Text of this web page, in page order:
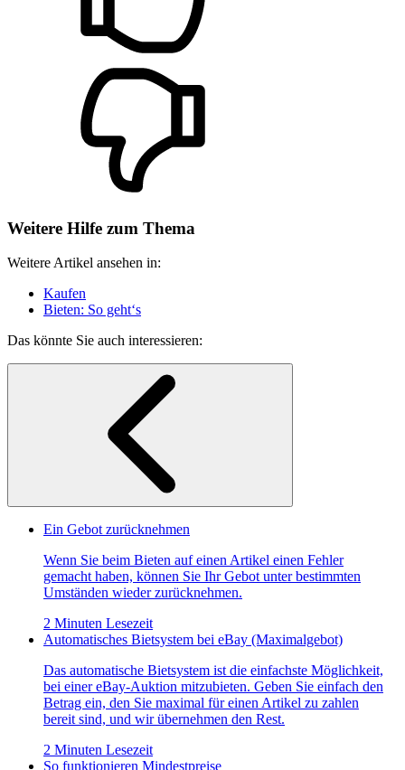
Weitere Hilfe zum Thema
Weitere Artikel ansehen in:
Kaufen
Bieten: So geht‘s
Das könnte Sie auch interessieren:
Ein Gebot zurücknehmen
Wenn Sie beim Bieten auf einen Artikel einen Fehler
gemacht haben, können Sie Ihr Gebot unter bestimmten
Umständen wieder zurücknehmen.
2 Minuten Lesezeit
Automatisches Bietsystem bei eBay (Maximalgebot)
Das automatische Bietsystem ist die einfachste Möglichkeit,
bei einer eBay-Auktion mitzubieten. Geben Sie einfach den
Betrag ein, den Sie maximal für einen Artikel zu zahlen
bereit sind, und wir übernehmen den Rest.
2 Minuten Lesezeit
So funktionieren Mindestpreise